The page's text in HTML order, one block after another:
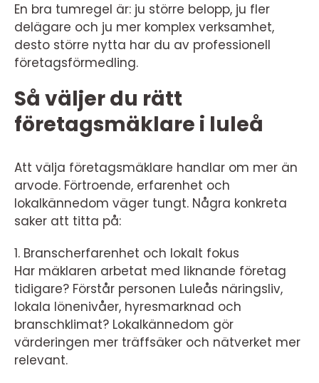
En bra tumregel är: ju större belopp, ju fler
delägare och ju mer komplex verksamhet,
desto större nytta har du av professionell
företagsförmedling.
Så väljer du rätt
företagsmäklare i luleå
Att välja företagsmäklare handlar om mer än
arvode. Förtroende, erfarenhet och
lokalkännedom väger tungt. Några konkreta
saker att titta på:
1. Branscherfarenhet och lokalt fokus
Har mäklaren arbetat med liknande företag
tidigare? Förstår personen Luleås näringsliv,
lokala lönenivåer, hyresmarknad och
branschklimat? Lokalkännedom gör
värderingen mer träffsäker och nätverket mer
relevant.